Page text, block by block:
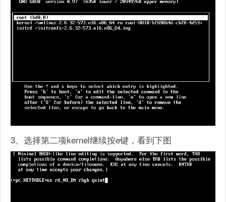
3、选择第二项kernel继续按e键，看到下图